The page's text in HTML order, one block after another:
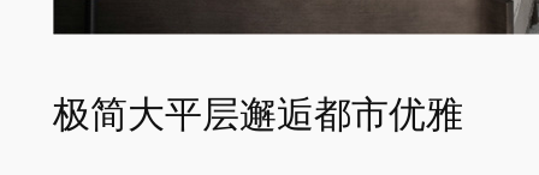
极简大平层邂逅都市优雅